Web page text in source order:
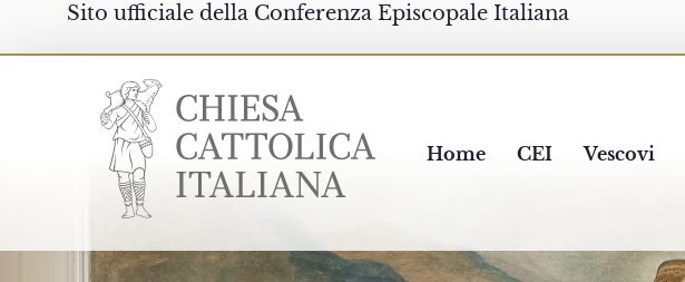
Sito ufficiale della Conferenza Episcopale Italiana
Chiesacattolica.it
Home CEI Vescovi